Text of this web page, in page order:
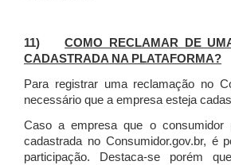
11)COMO RECLAMAR DE
CADASTRADA NA PLATAFORMA?
Para registrar uma reclamação no
necessário que a empresa esteja
Caso a empresa que o consumidor
cadastrada no Consumidor.gov.br, é
participação. Destaca-se porém